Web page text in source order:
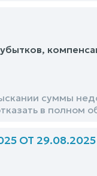
суммы
в полном
ОТ 29.08.2025